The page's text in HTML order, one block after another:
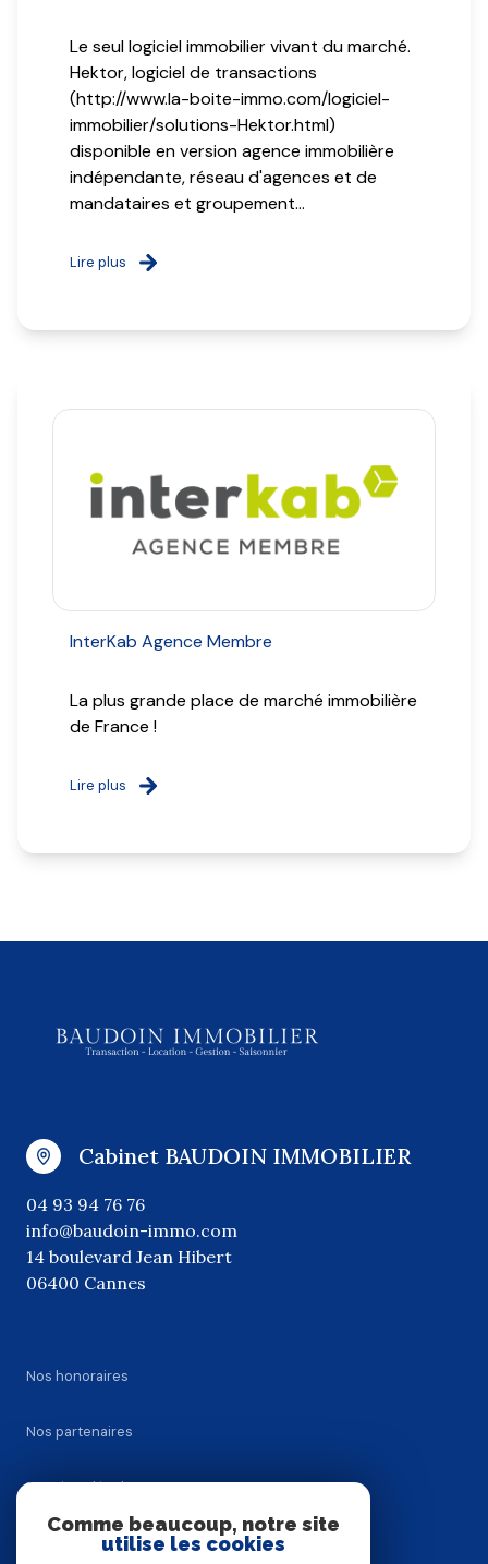
Le seul logiciel immobilier vivant du marché.
Hektor, logiciel de transactions
(http://www.la-boite-immo.com/logiciel-
immobilier/solutions-Hektor.html)
disponible en version agence immobilière
indépendante, réseau d'agences et de
mandataires et groupement...
Lire plus
InterKab Agence Membre
La plus grande place de marché immobilière
de France !
Lire plus
Cabinet BAUDOIN IMMOBILIER
04 93 94 76 76
info@baudoin-immo.com
14 boulevard Jean Hibert
06400 Cannes
Nos honoraires
Nos partenaires
Mentions légales
Comme beaucoup, notre site
utilise les cookies